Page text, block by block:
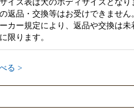
の製品は卸し販売対象外です。表
格です。
。
イズ表は犬のボディサイズとなり
返品・交換等はお受けできません
カー規定により、返品や交換は未
限ります。
る >